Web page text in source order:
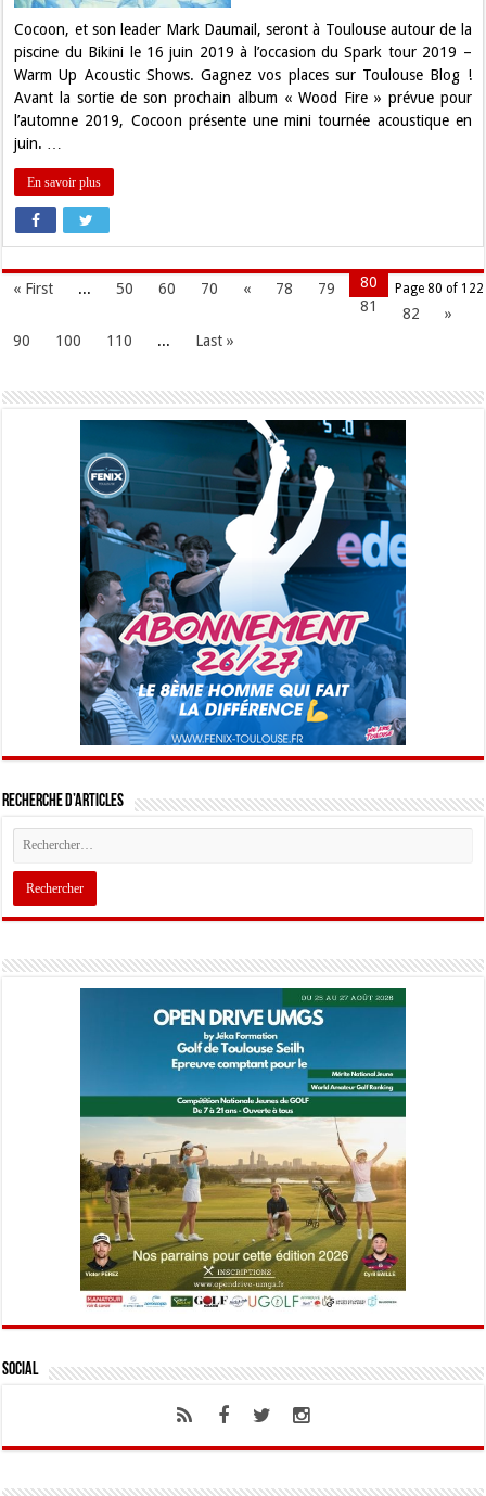
à
Toulouse
!
Cocoon, et son leader Mark Daumail, seront à Toulouse autour de la
piscine du Bikini le 16 juin 2019 à l’occasion du Spark tour 2019 –
Warm Up Acoustic Shows. Gagnez vos places sur Toulouse Blog !
Avant la sortie de son prochain album « Wood Fire » prévue pour
l’automne 2019, Cocoon présente une mini tournée acoustique en
juin. …
En savoir plus
Page 80 of 122
« First ... 50 60 70 « 78 79
80
81
82
»
90
100 110 ... Last »
Recherche d’articles
Social